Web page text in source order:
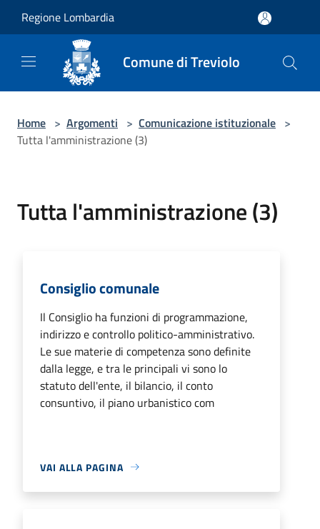
Regione Lombardia
Comune di Treviolo
Home > Argomenti > Comunicazione istituzionale >
Tutta l'amministrazione (3)
Tutta l'amministrazione (3)
Consiglio comunale
Il Consiglio ha funzioni di programmazione,
indirizzo e controllo politico-amministrativo.
Le sue materie di competenza sono definite
dalla legge, e tra le principali vi sono lo
statuto dell'ente, il bilancio, il conto
consuntivo, il piano urbanistico com
VAI ALLA PAGINA